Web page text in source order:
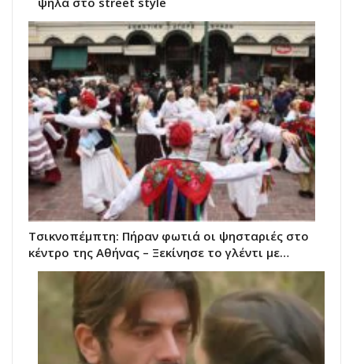
Τσικνοπέμπτη: Πήραν φωτιά οι ψησταριές στο
κέντρο της Αθήνας – Ξεκίνησε το γλέντι με…